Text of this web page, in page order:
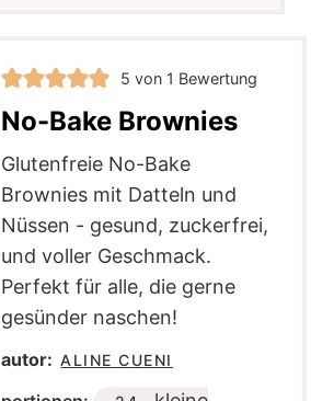
5 von 1 Bewertung
No-Bake Brownies
Glutenfreie No-Bake
Brownies mit Datteln und
Nüssen - gesund, zuckerfrei,
und voller Geschmack.
Perfekt für alle, die gerne
gesünder naschen!
autor: ALINE CUENI